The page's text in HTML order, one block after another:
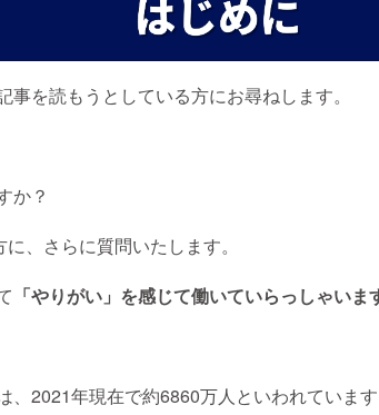
事を読もうとしている方にお尋ねします。
か？
、さらに質問いたします。
「やりがい」を感じて働いていらっしゃいま
、2021年現在で約6860万人といわれています